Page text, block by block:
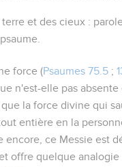
et des cieux :
force (Psaumes 75.5 ;
n'est-elle pas absente
la force divine qui
entière en la
encore, ce Messie est
offre quelque analogie